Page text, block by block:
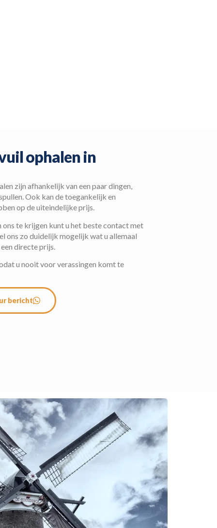
ophalen in
zijn afhankelijk van een paar dingen,
Ook kan de toegankelijk en
op de uiteindelijke prijs.
ons te krijgen kunt u het beste contact met
ons zo duidelijk mogelijk wat u allemaal
directe prijs.
u nooit voor verassingen komt te
bericht